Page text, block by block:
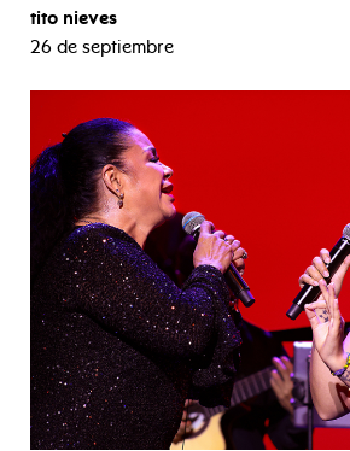
tito nieves
26 de septiembre